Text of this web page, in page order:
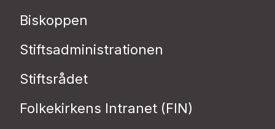
Biskoppen
Stiftsadministrationen
Stiftsrådet
Folkekirkens Intranet (FIN)